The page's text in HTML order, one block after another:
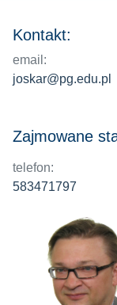
Kontakt:
email:
joskar@pg.edu.pl
Zajmowane
telefon:
583471797